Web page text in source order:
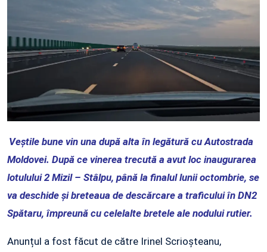
Veștile bune vin una după alta în legătură cu Autostrada
Moldovei. După ce vinerea trecută a avut loc inaugurarea
lotulului 2 Mizil – Stâlpu, până la finalul lunii octombrie, se
va deschide și breteaua de descărcare a traficului în DN2
Spătaru, împreună cu celelalte bretele ale nodului rutier.
Anunțul a fost făcut de către Irinel Scrioșteanu,